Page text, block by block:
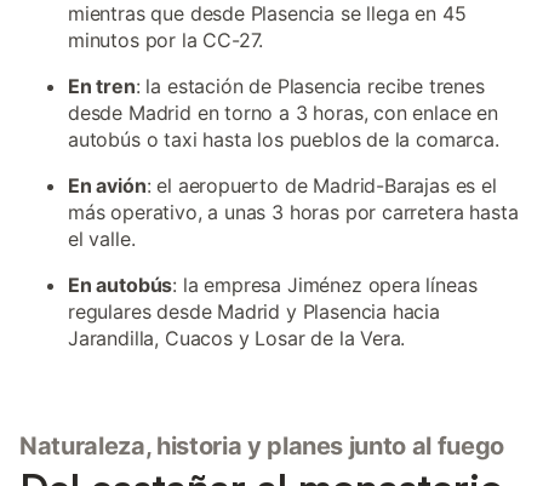
mientras que desde Plasencia se llega en 45
minutos por la CC-27.
En tren: la estación de Plasencia recibe trenes
desde Madrid en torno a 3 horas, con enlace en
autobús o taxi hasta los pueblos de la comarca.
En avión: el aeropuerto de Madrid-Barajas es el
más operativo, a unas 3 horas por carretera hasta
el valle.
En autobús: la empresa Jiménez opera líneas
regulares desde Madrid y Plasencia hacia
Jarandilla, Cuacos y Losar de la Vera.
Naturaleza, historia y planes junto al fuego